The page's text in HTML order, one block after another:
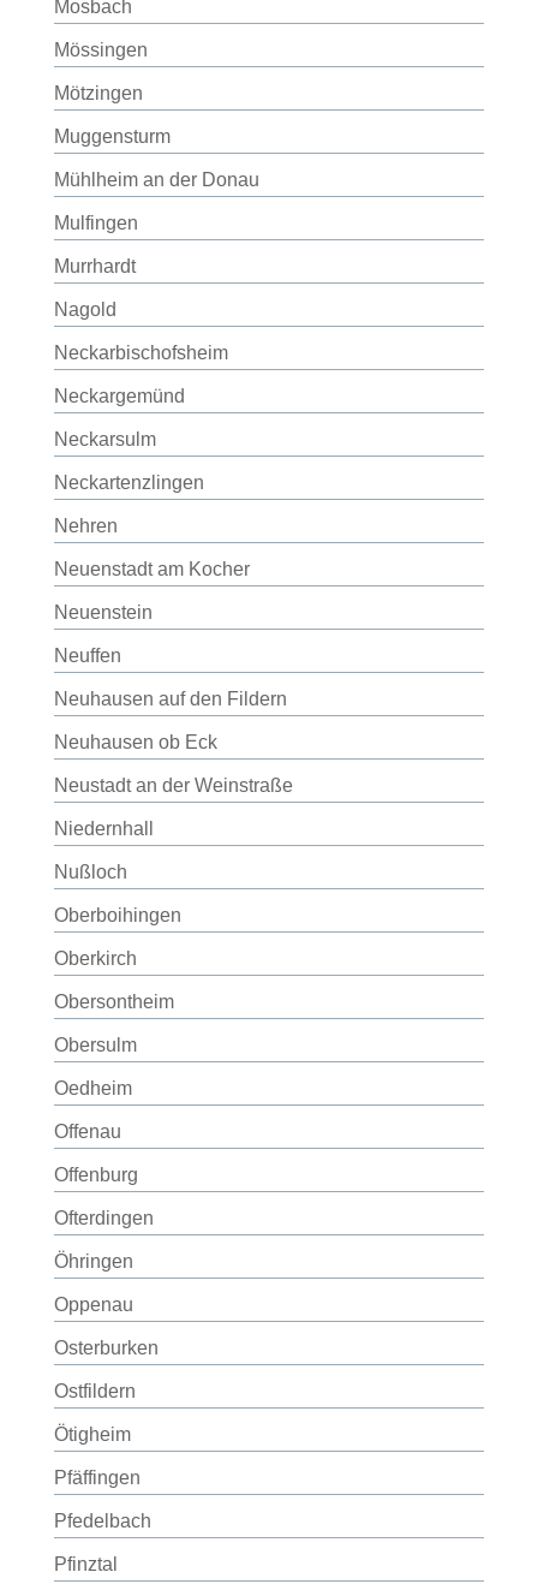
Mosbach
Mössingen
Mötzingen
Muggensturm
Mühlheim an der Donau
Mulfingen
Murrhardt
Nagold
Neckarbischofsheim
Neckargemünd
Neckarsulm
Neckartenzlingen
Nehren
Neuenstadt am Kocher
Neuenstein
Neuffen
Neuhausen auf den Fildern
Neuhausen ob Eck
Neustadt an der Weinstraße
Niedernhall
Nußloch
Oberboihingen
Oberkirch
Obersontheim
Obersulm
Oedheim
Offenau
Offenburg
Ofterdingen
Öhringen
Oppenau
Osterburken
Ostfildern
Ötigheim
Pfäffingen
Pfedelbach
Pfinztal